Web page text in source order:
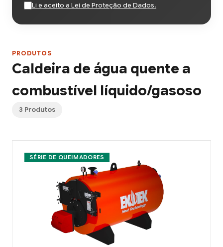
Li e aceito a Lei de Proteção de Dados.
PRODUTOS
Caldeira de água quente a
combustível líquido/gasoso
3 Produtos
SÉRIE DE QUEIMADORES